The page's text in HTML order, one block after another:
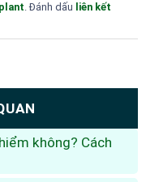
. Đánh dấu liên kết
không? Cách